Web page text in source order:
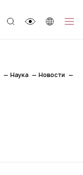
Наука
Новости